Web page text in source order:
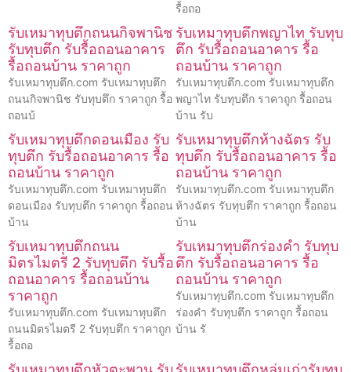
รื้อถอ
รับเหมาทุบตึกถนนกิจพานิช
รับทุบตึก รับรื้อถอนอาคาร
รื้อถอนบ้าน ราคาถูก
รับเหมาทุบตึก.com รับเหมาทุบตึก
ถนนกิจพานิช รับทุบตึก ราคาถูก รื้อ
ถอนบ้
รับเหมาทุบตึกพญาไท รับทุบ
ตึก รับรื้อถอนอาคาร รื้อ
ถอนบ้าน ราคาถูก
รับเหมาทุบตึก.com รับเหมาทุบตึก
พญาไท รับทุบตึก ราคาถูก รื้อถอน
บ้าน รับ
รับเหมาทุบตึกดอนเมือง รับ
ทุบตึก รับรื้อถอนอาคาร รื้อ
ถอนบ้าน ราคาถูก
รับเหมาทุบตึก.com รับเหมาทุบตึก
ดอนเมือง รับทุบตึก ราคาถูก รื้อถอน
บ้าน
รับเหมาทุบตึกห้างฉัตร รับ
ทุบตึก รับรื้อถอนอาคาร รื้อ
ถอนบ้าน ราคาถูก
รับเหมาทุบตึก.com รับเหมาทุบตึก
ห้างฉัตร รับทุบตึก ราคาถูก รื้อถอน
บ้าน
รับเหมาทุบตึกถนน
มิตรไมตรี 2 รับทุบตึก รับรื้อ
ถอนอาคาร รื้อถอนบ้าน
ราคาถูก
รับเหมาทุบตึก.com รับเหมาทุบตึก
ถนนมิตรไมตรี 2 รับทุบตึก ราคาถูก
รื้อถอ
รับเหมาทุบตึกร่องคำ รับทุบ
ตึก รับรื้อถอนอาคาร รื้อ
ถอนบ้าน ราคาถูก
รับเหมาทุบตึก.com รับเหมาทุบตึก
ร่องคำ รับทุบตึก ราคาถูก รื้อถอน
บ้าน รั